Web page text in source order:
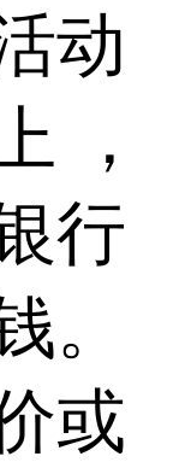
动
，
行
。
或